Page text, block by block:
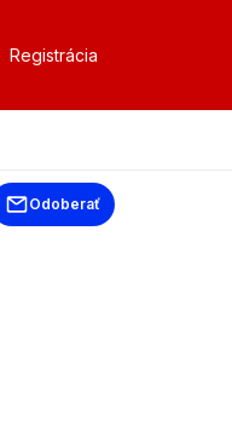
Registrácia
Odoberať